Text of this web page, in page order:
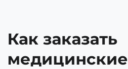
Как заказать
медицинские